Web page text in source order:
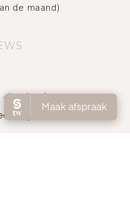
de maand)